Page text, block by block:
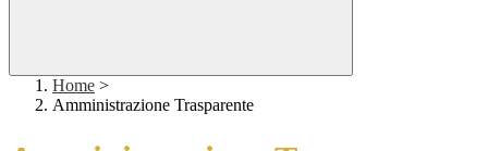
Home >
Amministrazione Trasparente